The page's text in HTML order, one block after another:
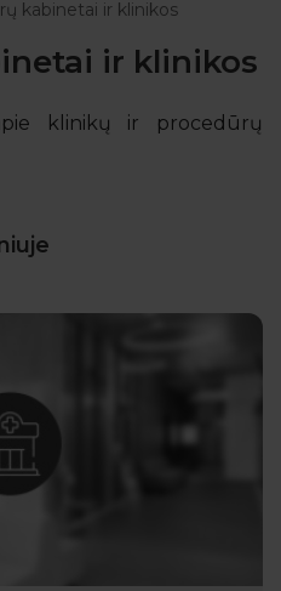
kabinetai ir klinikos
ir klinikos
klinikų ir procedūrų